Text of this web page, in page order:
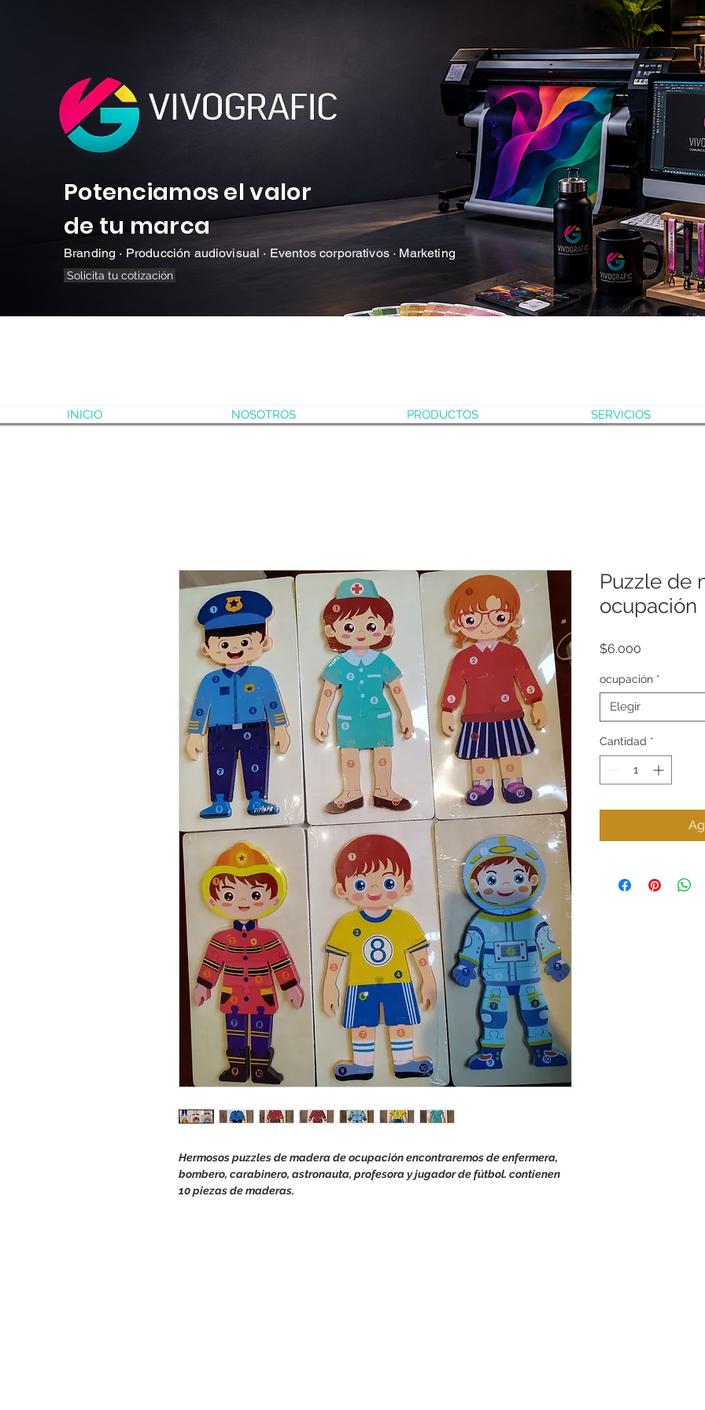
Potenciamos el valor
de tu marca
Branding · Producción audiovisual · Eventos corporativos · Marketing
Solicita tu cotización
INICIO NOSOTROS PRODUCTOS SERVICIOS
Hermosos puzzles de madera de ocupación encontraremos de enfermera,
bombero, carabinero, astronauta, profesora y jugador de fútbol. contienen
10 piezas de maderas.
Puzzle de
ocupación
$6.000
ocupación *
Elegir
Cantidad *